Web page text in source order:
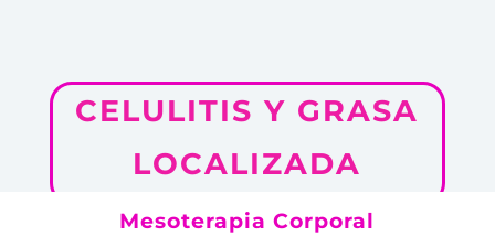
CELULITIS Y GRASA
LOCALIZADA
Mesoterapia Corporal